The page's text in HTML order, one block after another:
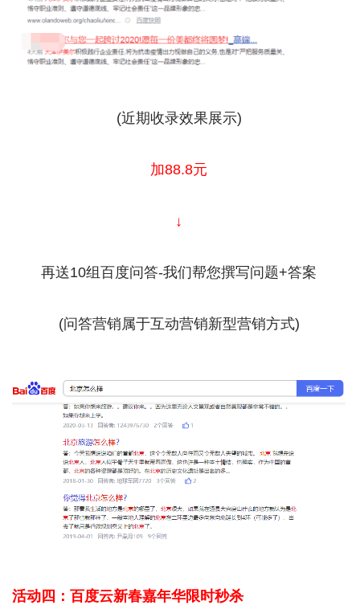
(近期收录效果展示)
加88.8元
↓
再送10组百度问答-我们帮您撰写问题+答案
(问答营销属于互动营销新型营销方式)
活动四：百度云新春嘉年华限时秒杀